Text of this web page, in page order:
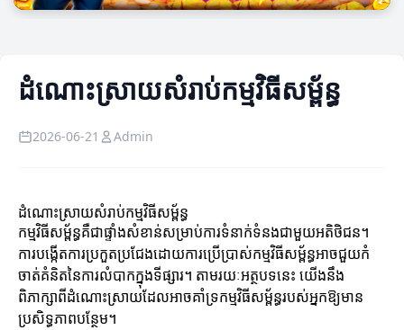
ដំណោះស្រាយសំរាប់កម្មវិធីសម្ព័ន្ធ
2026-06-21 Admin
ដំណោះស្រាយសំរាប់កម្មវិធីសម្ព័ន្ធ
កម្មវិធីសម្ព័ន្ធគឺជាផ្ទាំងសំខាន់សម្រាប់ការទំនាក់ទំនងជាមួយអតិថិជន។
ការបង្កើតការប្រកួតប្រជែងដោយការប្រើប្រាស់កម្មវិធីសម្ព័ន្ធអាចជួយកំ
ចាត់គំនិតនៃការលំបាកក្នុងទីផ្សារ។ តាមរយៈអត្ថបទនេះ យើងនឹង
ពិភាក្សាពីដំណោះស្រាយដែលអាចគាំទ្រកម្មវិធីសម្ព័ន្ធរបស់អ្នកឱ្យមាន
ប្រសិទ្ធភាពបន្ថែម។